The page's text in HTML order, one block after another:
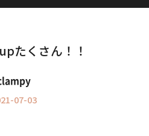
たくさん！！
07-03